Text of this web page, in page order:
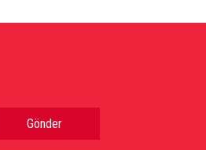
Gönder